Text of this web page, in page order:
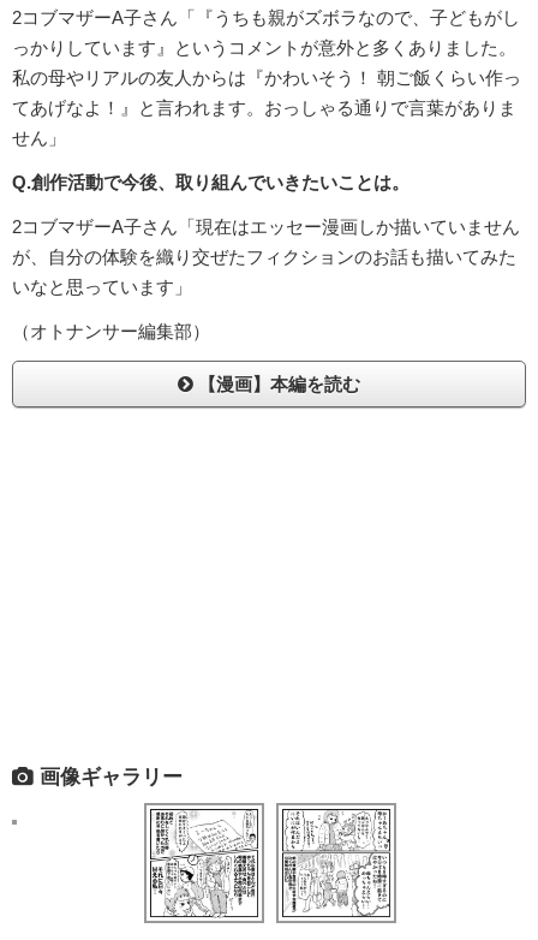
2コブマザーA子さん「『うちも親がズボラなので、子どもがし
っかりしています』というコメントが意外と多くありました。
私の母やリアルの友人からは『かわいそう！ 朝ご飯くらい作っ
てあげなよ！』と言われます。おっしゃる通りで言葉がありま
せん」
Q.創作活動で今後、取り組んでいきたいことは。
2コブマザーA子さん「現在はエッセー漫画しか描いていません
が、自分の体験を織り交ぜたフィクションのお話も描いてみた
いなと思っています」
（オトナンサー編集部）
【漫画】本編を読む
画像ギャラリー